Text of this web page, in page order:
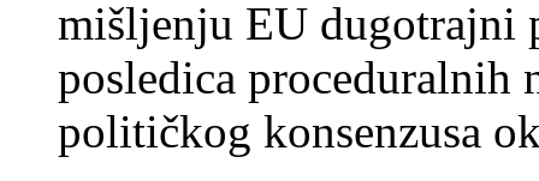
mišljenju EU dugotrajni
posledica proceduralnih
političkog konsenzusa